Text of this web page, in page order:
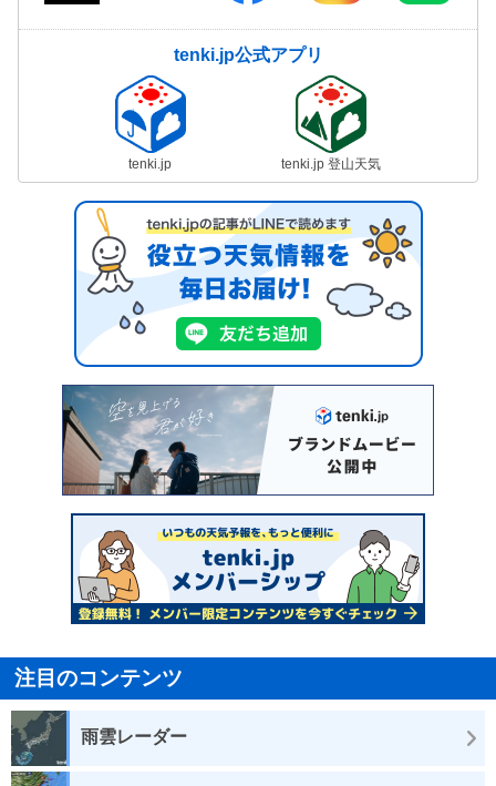
tenki.jp公式アプリ
tenki.jp tenki.jp 登山天気
注目のコンテンツ
雨雲レーダー